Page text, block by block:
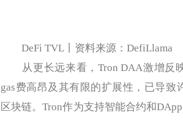
DeFi TVL丨资料来源：DefiLlama
从更长远来看，Tron DAA激增反
gas费高昂及其有限的扩展性，已导致
区块链。Tron作为支持智能合约和